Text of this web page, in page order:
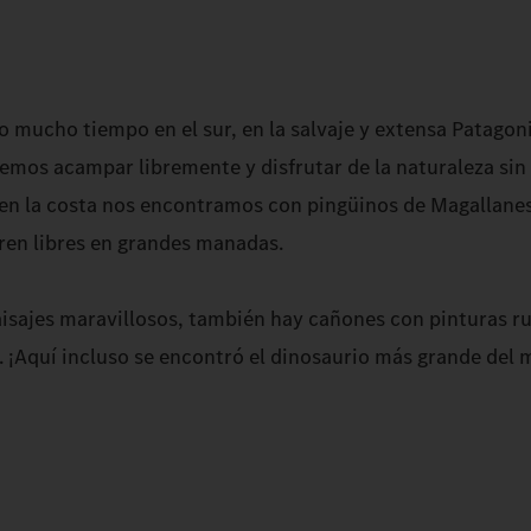
mucho tiempo en el sur, en la salvaje y extensa
acampar libremente y disfrutar de la naturaleza
la costa nos encontramos con pingüinos de
libres en grandes manadas.
maravillosos, también hay cañones con pinturas
incluso se encontró el dinosaurio más grande del